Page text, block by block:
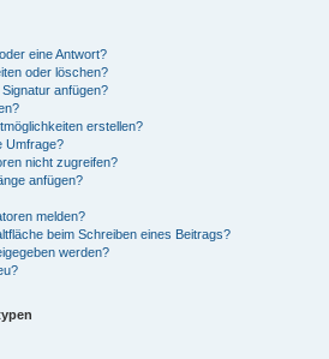
eine Antwort?
oder löschen?
anfügen?
erstellen?
Umfrage?
nicht zugreifen?
anfügen?
melden?
beim Schreiben eines Beitrags?
werden?